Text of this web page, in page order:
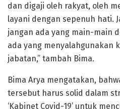
dan digaji oleh rakyat, oleh
layani dengan sepenuh hati.
jangan ada yang main-main
ada yang menyalahgunakan
jabatan,” tambah Bima.
Bima Arya mengatakan,
tersebut harus solid dalam
‘Kabinet Covid-19’ untuk